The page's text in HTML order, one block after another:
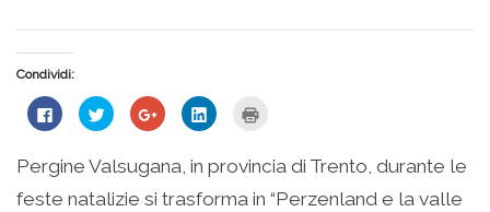
Condividi:
Fai
clic
su
Facebook
apre
Fai
clic
condividere
su
Twitter
(Si
Fai
clic
condividere
su
Google+
(Si
Fai
clic
condividere
su
LinkedIn
(Si
stampare
(Si
apre
in
Pergine Valsugana, in provincia di Trento, durante le
feste natalizie si trasforma in “Perzenland e la valle